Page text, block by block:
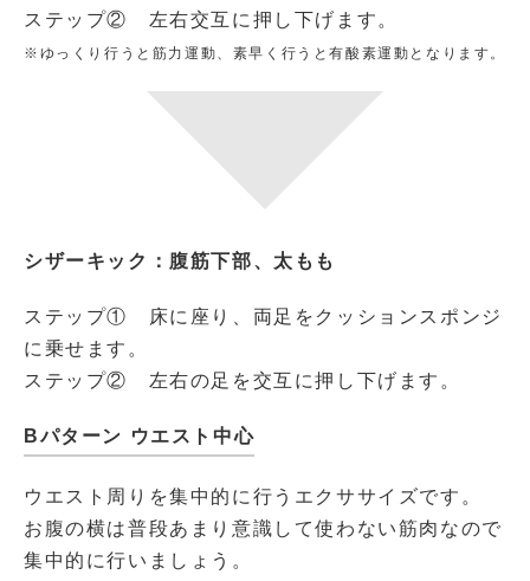
ステップ② 左右交互に押し下げます。
※ゆっくり行うと筋力運動、素早く行うと有酸素運動となります。
シザーキック：腹筋下部、太もも
ステップ① 床に座り、両足をクッションスポンジ
に乗せます。
ステップ② 左右の足を交互に押し下げます。
Bパターン ウエスト中心
ウエスト周りを集中的に行うエクササイズです。
お腹の横は普段あまり意識して使わない筋肉なので
集中的に行いましょう。